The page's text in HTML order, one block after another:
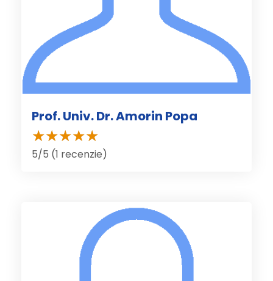
Prof. Univ. Dr. Amorin Popa
5/5 (1 recenzie)